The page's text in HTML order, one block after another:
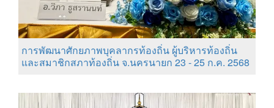
การพัฒนาศักยภาพบุคลากรท้องถิ่น ผู้บริหารท้องถิ่น
และสมาชิกสภาท้องถิ่น จ.นครนายก 23 - 25 ก.ค. 2568